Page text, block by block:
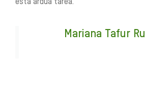
esta ardua tarea.
Mariana Tafur